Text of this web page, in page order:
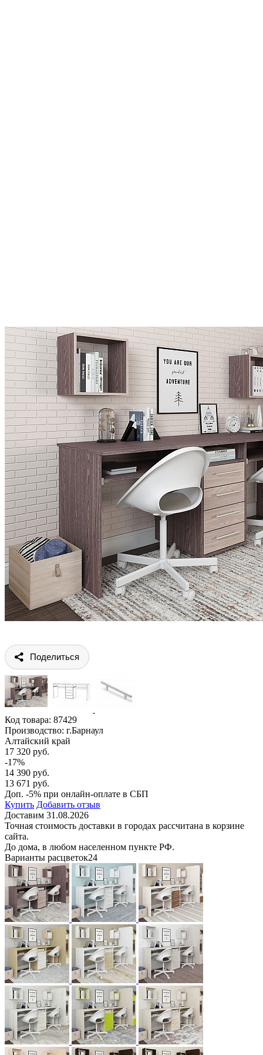
Поделиться
Код товара: 87429
Производство: г.Барнаул
Алтайский край
17 320 руб.
-17%
14 390 руб.
13 671 руб.
Доп. -5% при онлайн-оплате в СБП
Купить Добавить отзыв
Доставим 31.08.2026
Точная стоимость доставки в городах рассчитана в корзине
сайта.
До дома, в любом населенном пункте РФ.
Варианты расцветок24